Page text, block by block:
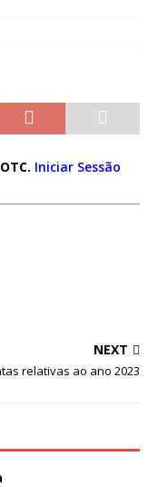
Iniciar Sessão
NEXT
relativas ao ano 2023